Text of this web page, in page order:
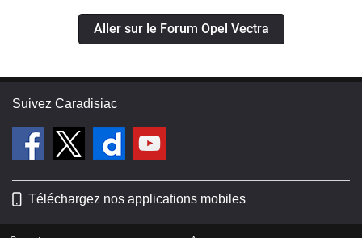
Aller sur le Forum Opel Vectra
Suivez Caradisiac
Téléchargez nos applications mobiles